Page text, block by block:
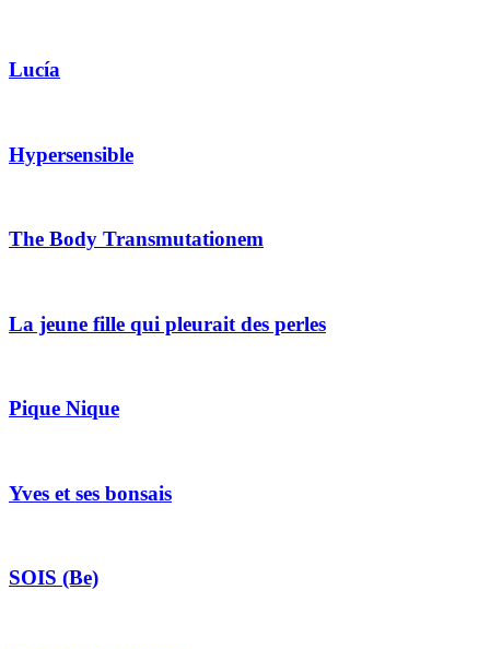
Lucía
Hypersensible
The Body Transmutationem
La jeune fille qui pleurait des perles
Pique Nique
Yves et ses bonsais
SOIS (Be)